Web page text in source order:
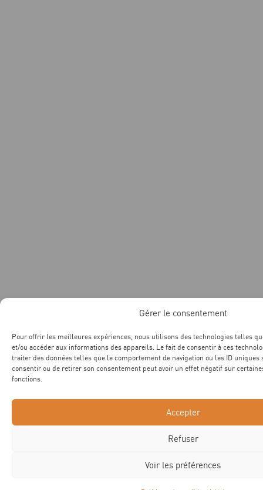
Gérer le consentement
Pour offrir les meilleures expériences, nous utilisons des technologies telles
et/ou accéder aux informations des appareils. Le fait de consentir à ces
traiter des données telles que le comportement de navigation ou les ID uniques
consentir ou de retirer son consentement peut avoir un effet négatif sur
fonctions.
Accepter
Refuser
Voir les préférences